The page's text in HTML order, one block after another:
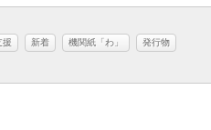
援 新着 機関紙「わ」 発行物